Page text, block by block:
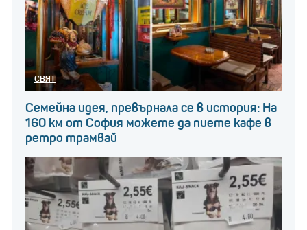
СВЯТ
Семейна идея, превърнала се в история: На
160 км от София можете да пиете кафе в
ретро трамвай